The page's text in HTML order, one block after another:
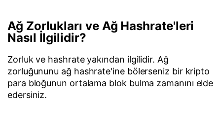
Ağ Zorlukları ve Ağ Hashrate'leri
Nasıl İlgilidir?
Zorluk ve hashrate yakından ilgilidir. Ağ
zorluğununu ağ hashrate'ine bölerseniz bir kripto
para bloğunun ortalama blok bulma zamanını elde
edersiniz.